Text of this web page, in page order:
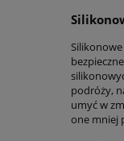
podróży,
umyć w
one mniej